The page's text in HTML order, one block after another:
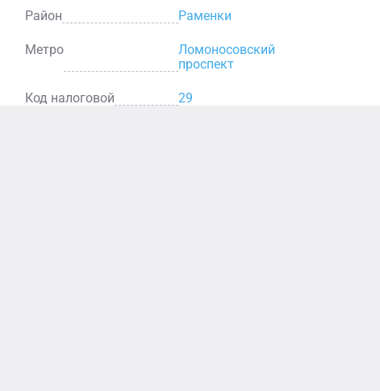
Район Раменки
Метро
Ломоносовский
проспект
Код налоговой 29